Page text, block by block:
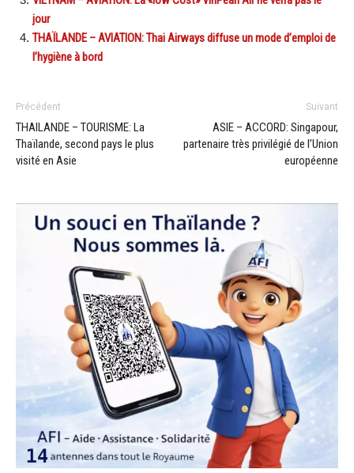
jour
THAÏLANDE – AVIATION: Thai Airways diffuse un mode d’emploi de
l’hygiène à bord
Précédent
THAILANDE – TOURISME: La
Thaïlande, second pays le plus
visité en Asie
Suivant
ASIE – ACCORD: Singapour,
partenaire très privilégié de l’Union
européenne